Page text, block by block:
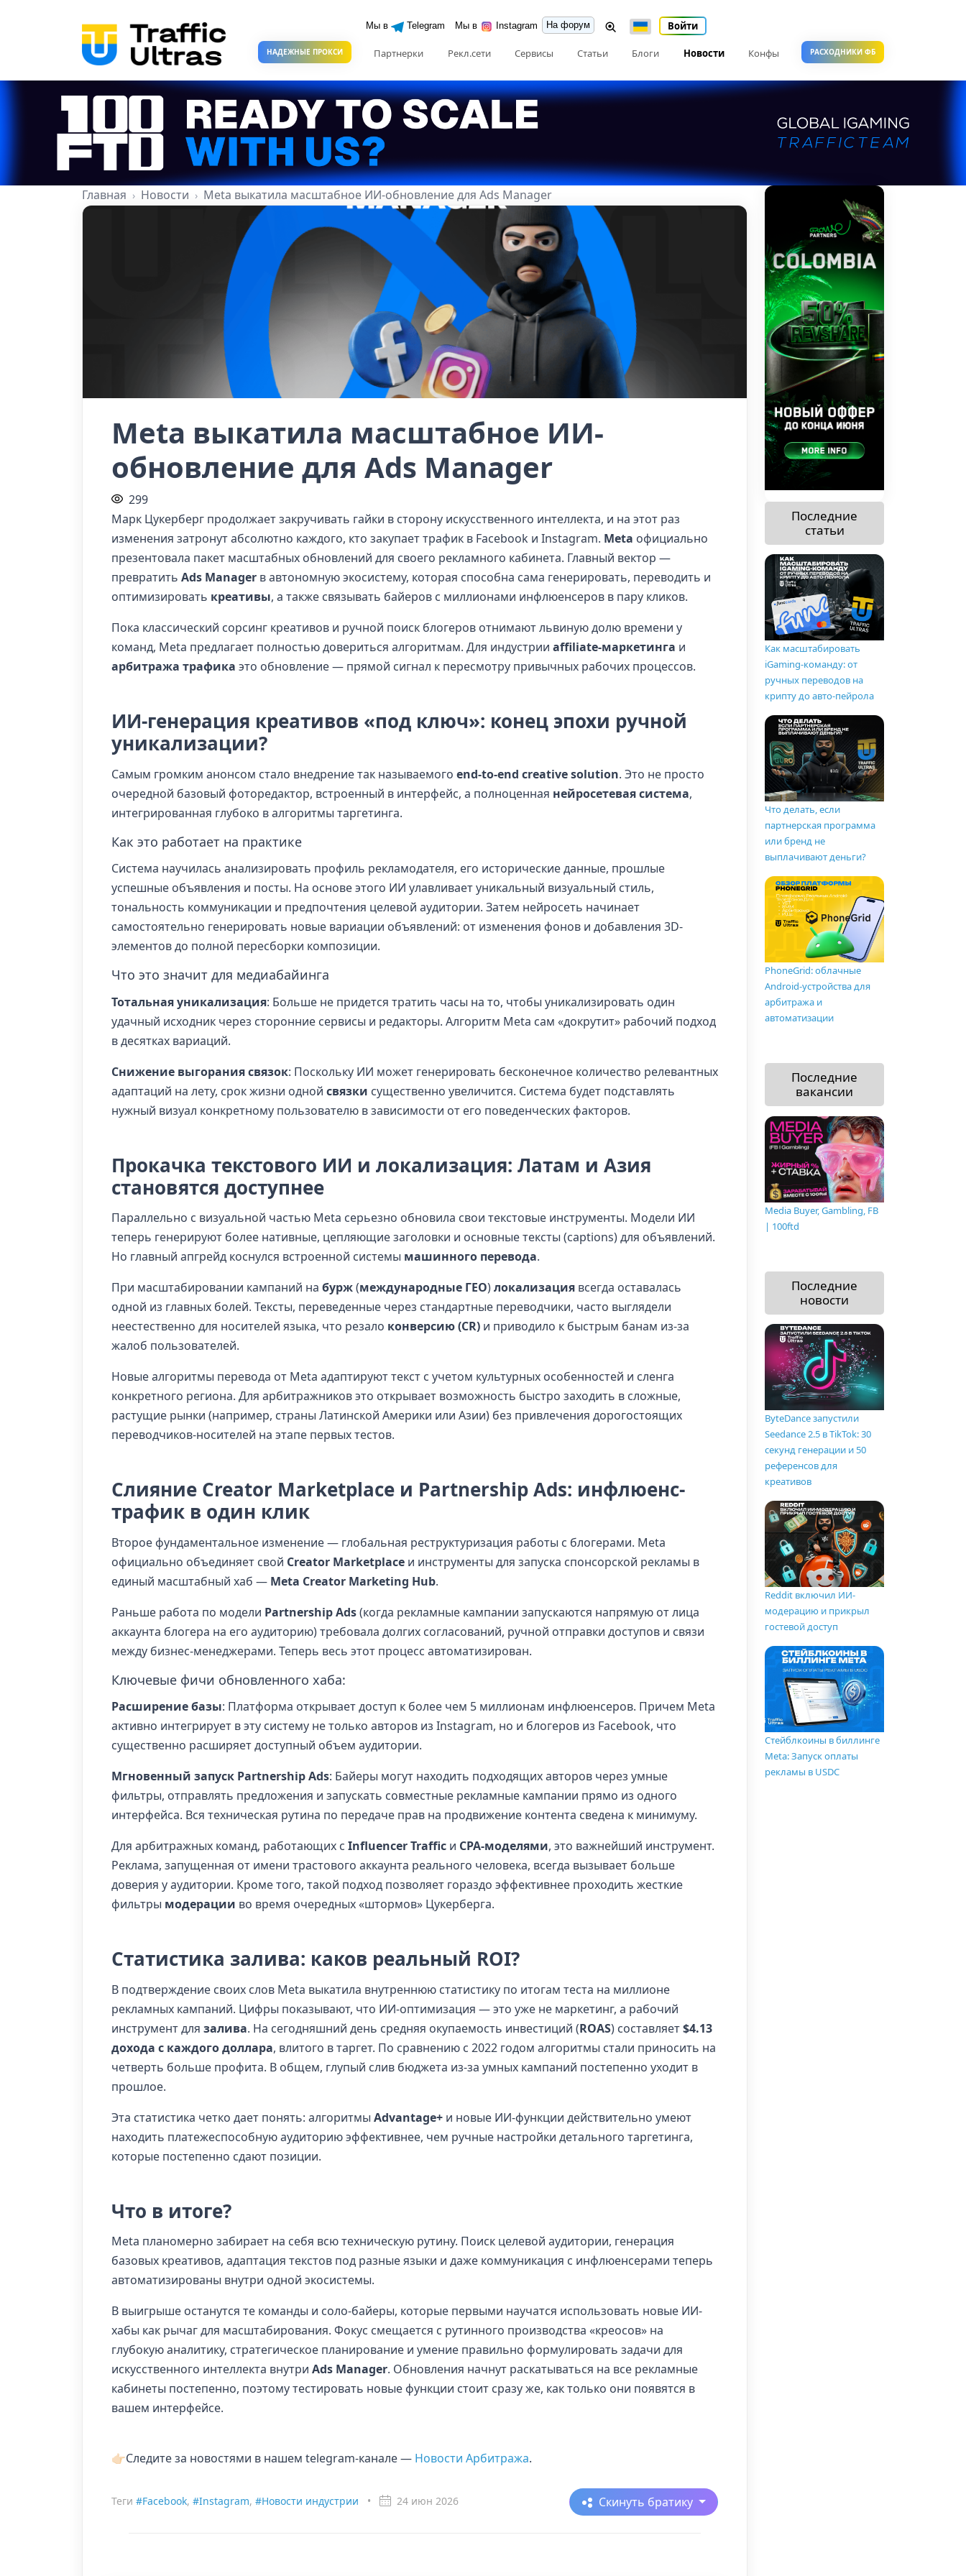
Мы в Telegram Мы в Instagram На форум Войти
НАДЕЖНЫЕ ПРОКСИ Партнерки Рекл.сети Сервисы Статьи Блоги Новости Конфы РАСХОДНИКИ ФБ
Главная Новости Meta выкатила масштабное ИИ-обновление для Ads Manager
Meta выкатила масштабное ИИ-
обновление для Ads Manager
299
Марк Цукерберг продолжает закручивать гайки в сторону искусственного интеллекта, и на этот раз
изменения затронут абсолютно каждого, кто закупает трафик в Facebook и Instagram. Meta официально
презентовала пакет масштабных обновлений для своего рекламного кабинета. Главный вектор —
превратить Ads Manager в автономную экосистему, которая способна сама генерировать, переводить и
оптимизировать креативы, а также связывать байеров с миллионами инфлюенсеров в пару кликов.
Пока классический сорсинг креативов и ручной поиск блогеров отнимают львиную долю времени у
команд, Meta предлагает полностью довериться алгоритмам. Для индустрии affiliate-маркетинга и
арбитража трафика это обновление — прямой сигнал к пересмотру привычных рабочих процессов.
ИИ-генерация креативов «под ключ»: конец эпохи ручной
уникализации?
Самым громким анонсом стало внедрение так называемого end-to-end creative solution. Это не просто
очередной базовый фоторедактор, встроенный в интерфейс, а полноценная нейросетевая система,
интегрированная глубоко в алгоритмы таргетинга.
Как это работает на практике
Система научилась анализировать профиль рекламодателя, его исторические данные, прошлые
успешные объявления и посты. На основе этого ИИ улавливает уникальный визуальный стиль,
тональность коммуникации и предпочтения целевой аудитории. Затем нейросеть начинает
самостоятельно генерировать новые вариации объявлений: от изменения фонов и добавления 3D-
элементов до полной пересборки композиции.
Что это значит для медиабайинга
Тотальная уникализация: Больше не придется тратить часы на то, чтобы уникализировать один
удачный исходник через сторонние сервисы и редакторы. Алгоритм Meta сам «докрутит» рабочий подход
в десятках вариаций.
Снижение выгорания связок: Поскольку ИИ может генерировать бесконечное количество релевантных
адаптаций на лету, срок жизни одной связки существенно увеличится. Система будет подставлять
нужный визуал конкретному пользователю в зависимости от его поведенческих факторов.
Прокачка текстового ИИ и локализация: Латам и Азия
становятся доступнее
Параллельно с визуальной частью Meta серьезно обновила свои текстовые инструменты. Модели ИИ
теперь генерируют более нативные, цепляющие заголовки и основные тексты (captions) для объявлений.
Но главный апгрейд коснулся встроенной системы машинного перевода.
При масштабировании кампаний на бурж(международные ГЕО)локализация всегда оставалась
одной из главных болей. Тексты, переведенные через стандартные переводчики, часто выглядели
неестественно для носителей языка, что резало конверсию (CR) и приводило к быстрым банам из-за
жалоб пользователей.
Новые алгоритмы перевода от Meta адаптируют текст с учетом культурных особенностей и сленга
конкретного региона. Для арбитражников это открывает возможность быстро заходить в сложные,
растущие рынки (например, страны Латинской Америки или Азии) без привлечения дорогостоящих
переводчиков-носителей на этапе первых тестов.
Слияние Creator Marketplace и Partnership Ads: инфлюенс-
трафик в один клик
Второе фундаментальное изменение — глобальная реструктуризация работы с блогерами. Meta
официально объединяет свой Creator Marketplace и инструменты для запуска спонсорской рекламы в
единый масштабный хаб — Meta Creator Marketing Hub.
Раньше работа по модели Partnership Ads(когда рекламные кампании запускаются напрямую от лица
аккаунта блогера на его аудиторию) требовала долгих согласований, ручной отправки доступов и связи
между бизнес-менеджерами. Теперь весь этот процесс автоматизирован.
Ключевые фичи обновленного хаба:
Расширение базы: Платформа открывает доступ к более чем 5 миллионам инфлюенсеров. Причем Meta
активно интегрирует в эту систему не только авторов из Instagram, но и блогеров из Facebook, что
существенно расширяет доступный объем аудитории.
Мгновенный запуск Partnership Ads: Байеры могут находить подходящих авторов через умные
фильтры, отправлять предложения и запускать совместные рекламные кампании прямо из одного
интерфейса. Вся техническая рутина по передаче прав на продвижение контента сведена к минимуму.
Для арбитражных команд, работающих с Influencer Traffic и CPA-моделями, это важнейший инструмент.
Реклама, запущенная от имени трастового аккаунта реального человека, всегда вызывает больше
доверия у аудитории. Кроме того, такой подход позволяет гораздо эффективнее проходить жесткие
фильтры модерации во время очередных «штормов» Цукерберга.
Статистика залива: каков реальный ROI?
В подтверждение своих слов Meta выкатила внутреннюю статистику по итогам теста на миллионе
рекламных кампаний. Цифры показывают, что ИИ-оптимизация — это уже не маркетинг, а рабочий
инструмент для залива. На сегодняшний день средняя окупаемость инвестиций (ROAS) составляет$4.13
дохода с каждого доллара, влитого в таргет. По сравнению с 2022 годом алгоритмы стали приносить на
четверть больше профита. В общем, глупый слив бюджета из-за умных кампаний постепенно уходит в
прошлое.
Эта статистика четко дает понять: алгоритмы Advantage+ и новые ИИ-функции действительно умеют
находить платежеспособную аудиторию эффективнее, чем ручные настройки детального таргетинга,
которые постепенно сдают позиции.
Что в итоге?
Meta планомерно забирает на себя всю техническую рутину. Поиск целевой аудитории, генерация
базовых креативов, адаптация текстов под разные языки и даже коммуникация с инфлюенсерами теперь
автоматизированы внутри одной экосистемы.
В выигрыше останутся те команды и соло-байеры, которые первыми научатся использовать новые ИИ-
хабы как рычаг для масштабирования. Фокус смещается с рутинного производства «креосов» на
глубокую аналитику, стратегическое планирование и умение правильно формулировать задачи для
искусственного интеллекта внутри Ads Manager. Обновления начнут раскатываться на все рекламные
кабинеты постепенно, поэтому тестировать новые функции стоит сразу же, как только они появятся в
вашем интерфейсе.
👉🏻Следите за новостями в нашем telegram-канале — Новости Арбитража.
Теги #Facebook, #Instagram, #Новости индустрии • 24 июн 2026 Скинуть братику
Последние
статьи
Как масштабировать
iGaming-команду: от
ручных переводов на
крипту до авто-пейрола
Что делать, если
партнерская программа
или бренд не
выплачивают деньги?
PhoneGrid: облачные
Android-устройства для
арбитража и
автоматизации
Последние
вакансии
Media Buyer, Gambling, FB
| 100ftd
Последние
новости
ByteDance запустили
Seedance 2.5 в TikTok: 30
секунд генерации и 50
референсов для
креативов
Reddit включил ИИ-
модерацию и прикрыл
гостевой доступ
Стейблкоины в биллинге
Meta: Запуск оплаты
рекламы в USDC